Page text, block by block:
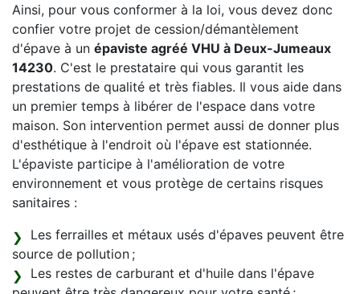
Ainsi, pour vous conformer à la loi, vous devez donc
confier votre projet de cession/démantèlement
d'épave à un épaviste agréé VHU à Deux-Jumeaux
14230. C'est le prestataire qui vous garantit les
prestations de qualité et très fiables. Il vous aide dans
un premier temps à libérer de l'espace dans votre
maison. Son intervention permet aussi de donner plus
d'esthétique à l'endroit où l'épave est stationnée.
L'épaviste participe à l'amélioration de votre
environnement et vous protège de certains risques
sanitaires :
Les ferrailles et métaux usés d'épaves peuvent être
source de pollution ;
Les restes de carburant et d'huile dans l'épave